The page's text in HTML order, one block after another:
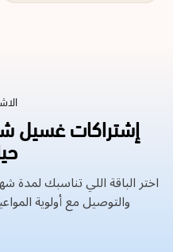
إشتراكات غسيل
اختر الباقة اللي تناسبك لمدة
والتوصيل مع أولوية